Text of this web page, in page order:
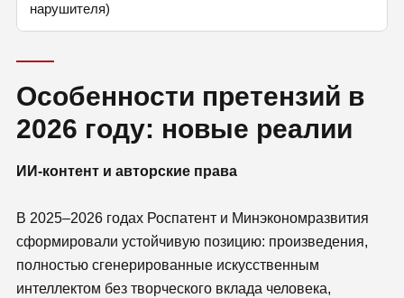
нарушителя)
Особенности претензий в
2026 году: новые реалии
ИИ-контент и авторские права
В 2025–2026 годах Роспатент и Минэкономразвития
сформировали устойчивую позицию: произведения,
полностью сгенерированные искусственным
интеллектом без творческого вклада человека,